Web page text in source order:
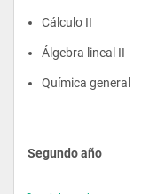
Cálculo II
Álgebra lineal II
Química general
Segundo año